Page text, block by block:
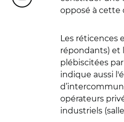
opposé à cette
Les réticences
répondants) et
plébiscitées
indique aussi
opérateurs
industriels